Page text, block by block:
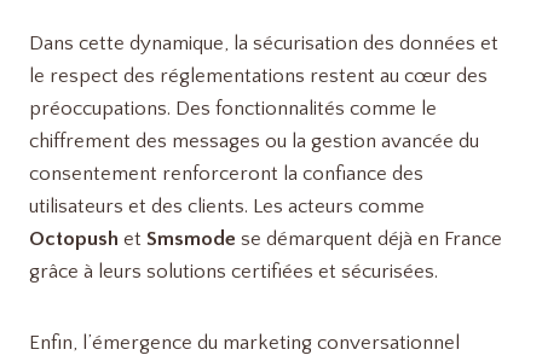
Dans cette dynamique, la sécurisation des données et
le respect des réglementations restent au cœur des
préoccupations. Des fonctionnalités comme le
chiffrement des messages ou la gestion avancée du
consentement renforceront la confiance des
utilisateurs et des clients. Les acteurs comme
Octopush et Smsmode se démarquent déjà en France
grâce à leurs solutions certifiées et sécurisées.
Enfin, l’émergence du marketing conversationnel